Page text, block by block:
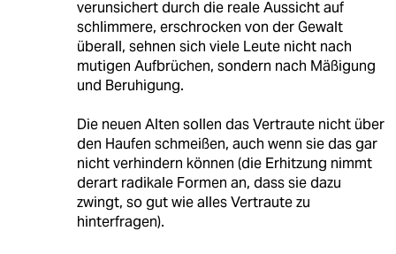
verunsichert durch die reale Aussicht auf
schlimmere, erschrocken von der Gewalt
überall, sehnen sich viele Leute nicht nach
mutigen Aufbrüchen, sondern nach Mäßigung
und Beruhigung.
Die neuen Alten sollen das Vertraute nicht über
den Haufen schmeißen, auch wenn sie das gar
nicht verhindern können (die Erhitzung nimmt
derart radikale Formen an, dass sie dazu
zwingt, so gut wie alles Vertraute zu
hinterfragen).